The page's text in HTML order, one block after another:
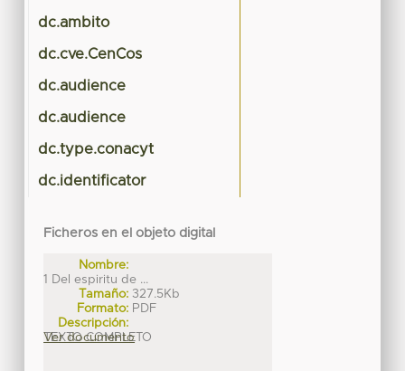
dc.ambito
dc.cve.CenCos
dc.audience
dc.audience
dc.type.conacyt
dc.identificator
Ficheros en el objeto digital
Nombre:
1 Del espiritu de ...
Tamaño: 327.5Kb
Formato: PDF
Descripción:
TEXTO COMPLETO
Ver documento